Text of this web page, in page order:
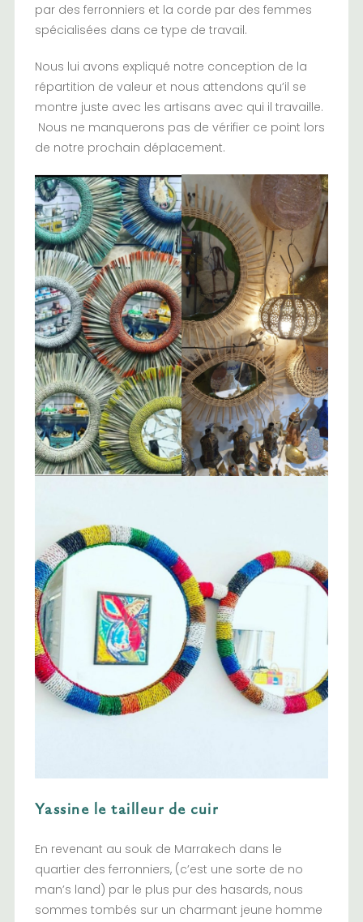
par des ferronniers et la corde par des femmes
spécialisées dans ce type de travail.
Nous lui avons expliqué notre conception de la
répartition de valeur et nous attendons qu’il se
montre juste avec les artisans avec qui il travaille.
Nous ne manquerons pas de vérifier ce point lors
de notre prochain déplacement.
Yassine le tailleur de cuir
En revenant au souk de Marrakech dans le
quartier des ferronniers, (c’est une sorte de no
man’s land) par le plus pur des hasards, nous
sommes tombés sur un charmant jeune homme